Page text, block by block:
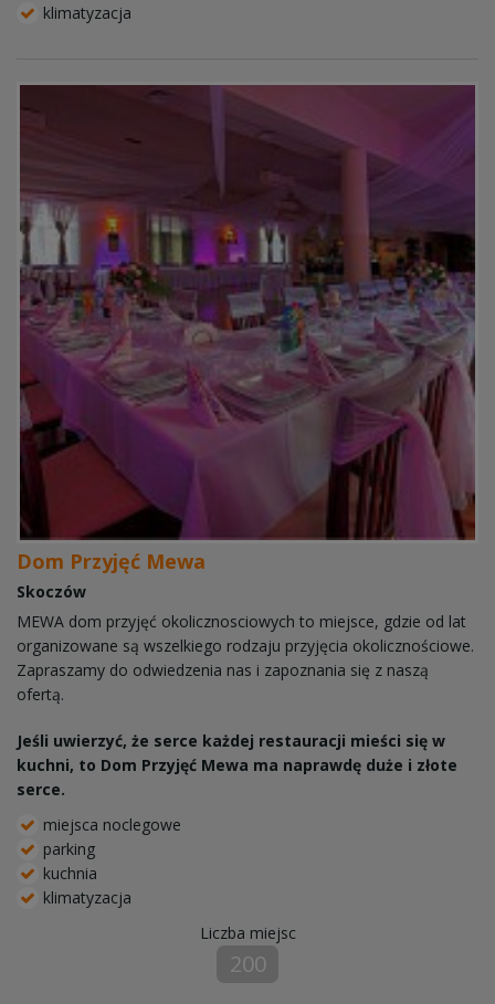
klimatyzacja
Dom Przyjęć Mewa
Skoczów
MEWA dom przyjęć okolicznosciowych to miejsce, gdzie od lat
organizowane są wszelkiego rodzaju przyjęcia okolicznościowe.
Zapraszamy do odwiedzenia nas i zapoznania się z naszą
ofertą.
Jeśli uwierzyć, że serce każdej restauracji mieści się w
kuchni, to Dom Przyjęć Mewa ma naprawdę duże i złote
serce.
miejsca noclegowe
parking
kuchnia
klimatyzacja
Liczba miejsc
200